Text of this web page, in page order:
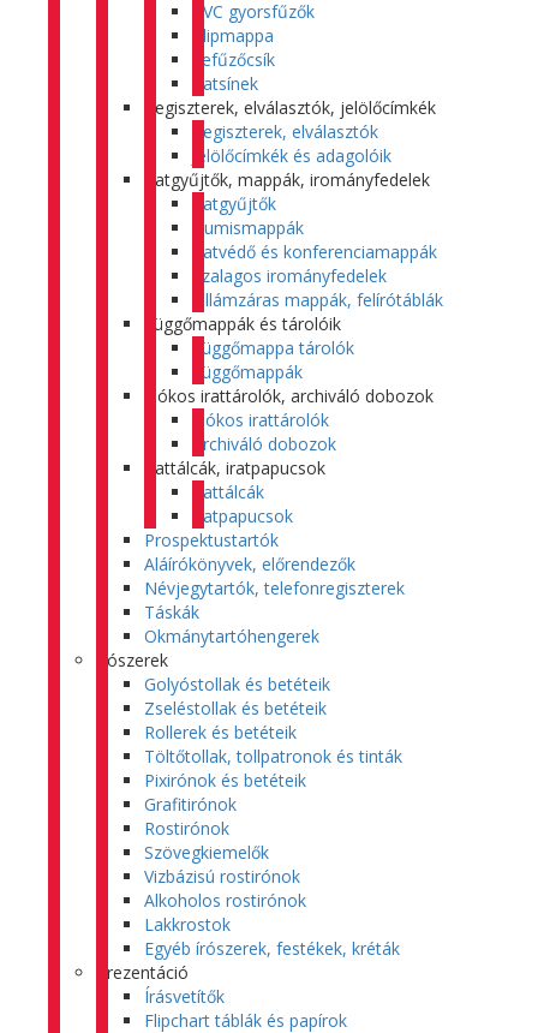
PVC gyorsfűzők
Klipmappa
Lefűzőcsík
Iratsínek
Regiszterek, elválasztók, jelölőcímkék
Regiszterek, elválasztók
Jelölőcímkék és adagolóik
Iratgyűjtők, mappák, irományfedelek
Iratgyűjtők
Gumismappák
Iratvédő és konferenciamappák
Szalagos irományfedelek
Villámzáras mappák, felírótáblák
Függőmappák és tárolóik
Függőmappa tárolók
Függőmappák
Fiókos irattárolók, archiváló dobozok
Fiókos irattárolók
Archiváló dobozok
Irattálcák, iratpapucsok
Irattálcák
Iratpapucsok
Prospektustartók
Aláírókönyvek, előrendezők
Névjegytartók, telefonregiszterek
Táskák
Okmánytartóhengerek
Írószerek
Golyóstollak és betéteik
Zseléstollak és betéteik
Rollerek és betéteik
Töltőtollak, tollpatronok és tinták
Pixirónok és betéteik
Grafitirónok
Rostirónok
Szövegkiemelők
Vizbázisú rostirónok
Alkoholos rostirónok
Lakkrostok
Egyéb írószerek, festékek, kréták
Prezentáció
Írásvetítők
Flipchart táblák és papírok